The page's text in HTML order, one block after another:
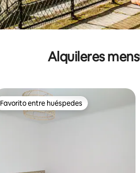
Alquileres
Favorito entre huéspedes
Favorito entre huéspedes